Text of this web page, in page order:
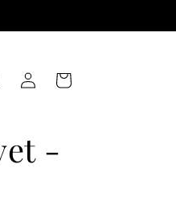
sesión
Carrito
-